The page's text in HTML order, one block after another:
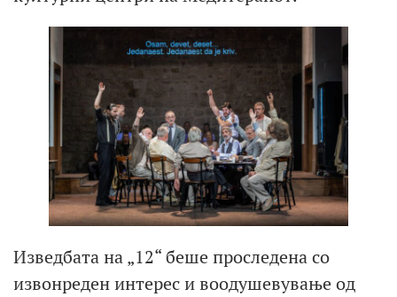
Изведбата на „12“ беше проследена со
извонреден интерес и воодушевување од